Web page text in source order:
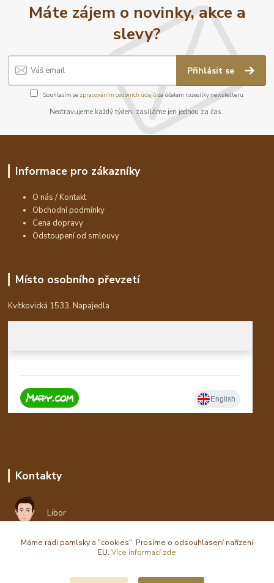
Máte zájem o novinky, akce a
slevy?
Přihlásit se
Souhlasím se zpracováním osobních údajůza účelem rozesílky newsletteru.
Neotravujeme každý týden, zasíláme jen jednou za čas.
Informace pro zákazníky
O nás / Kontakt
Obchodní podmínky
Cena dopravy
Odstoupení od smlouvy
Místo osobního převzetí
Kvítkovická 1533, Napajedla
Kontakty
Libor
eshop(zavináč)waldi.cz
Máme rádi pamlsky a "cookies". Prosíme o odsouhlasení nařízení
EU. Více informací zde